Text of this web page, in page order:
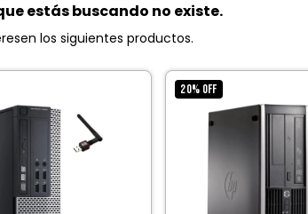
estás buscando no existe.
los siguientes productos.
20% OFF